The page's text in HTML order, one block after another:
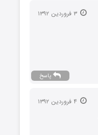
۳ فروردین ۱۳۹۲
پاسخ